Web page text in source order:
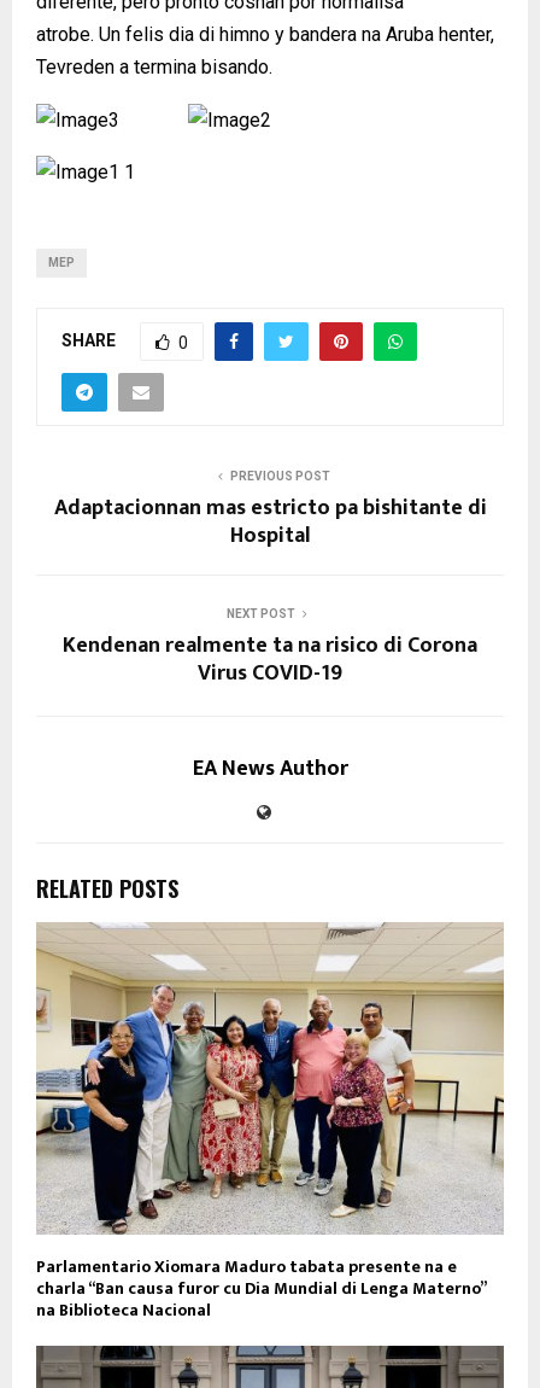
atrobe. Un felis dia di himno y bandera na Aruba henter,
Tevreden a termina bisando.
MEP
SHARE 0
PREVIOUS POST
Adaptacionnan mas estricto pa bishitante di
Hospital
NEXT POST
Kendenan realmente ta na risico di Corona
Virus COVID-19
EA News Author
RELATED POSTS
Parlamentario Xiomara Maduro tabata presente na e
charla “Ban causa furor cu Dia Mundial di Lenga Materno”
na Biblioteca Nacional